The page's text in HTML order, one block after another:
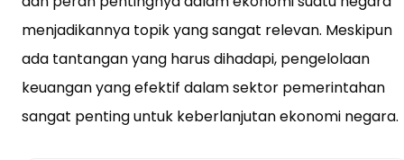
menjadikannya topik yang sangat relevan. Meskipun
ada tantangan yang harus dihadapi, pengelolaan
keuangan yang efektif dalam sektor pemerintahan
sangat penting untuk keberlanjutan ekonomi negara.